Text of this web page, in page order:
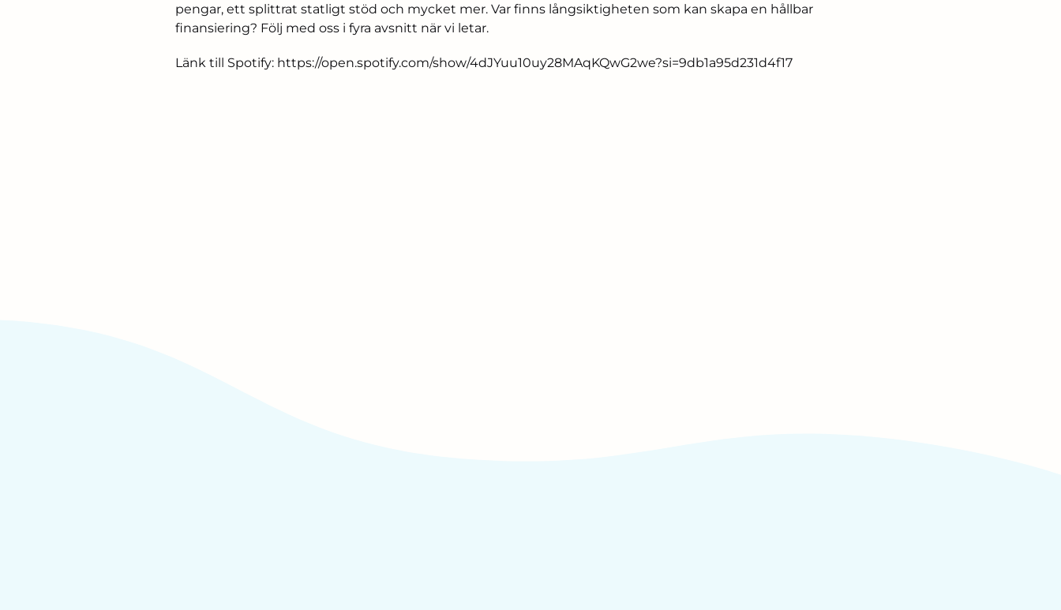
pengar, ett splittrat statligt stöd och mycket mer. Var finns långsiktigheten som kan skapa en hållbar
finansiering? Följ med oss i fyra avsnitt när vi letar.
Länk till Spotify: https://open.spotify.com/show/4dJYuu10uy28MAqKQwG2we?si=9db1a95d231d4f17